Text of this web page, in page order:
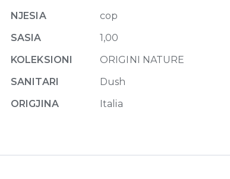
PVD
quantity
NJESIA
cop
SASIA
1,00
KOLEKSIONI
ORIGINI NATURE
SANITARI
Dush
ORIGJINA
Italia